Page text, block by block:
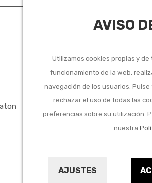
AVISO
Utilizamos cookies propias y
funcionamiento de la web,
navegación de los usuarios. Pulse
rechazar el uso de todas las
preferencias sobre su utilización.
nuestra
AJUSTES
10,45 €
Marca:
Referencia: